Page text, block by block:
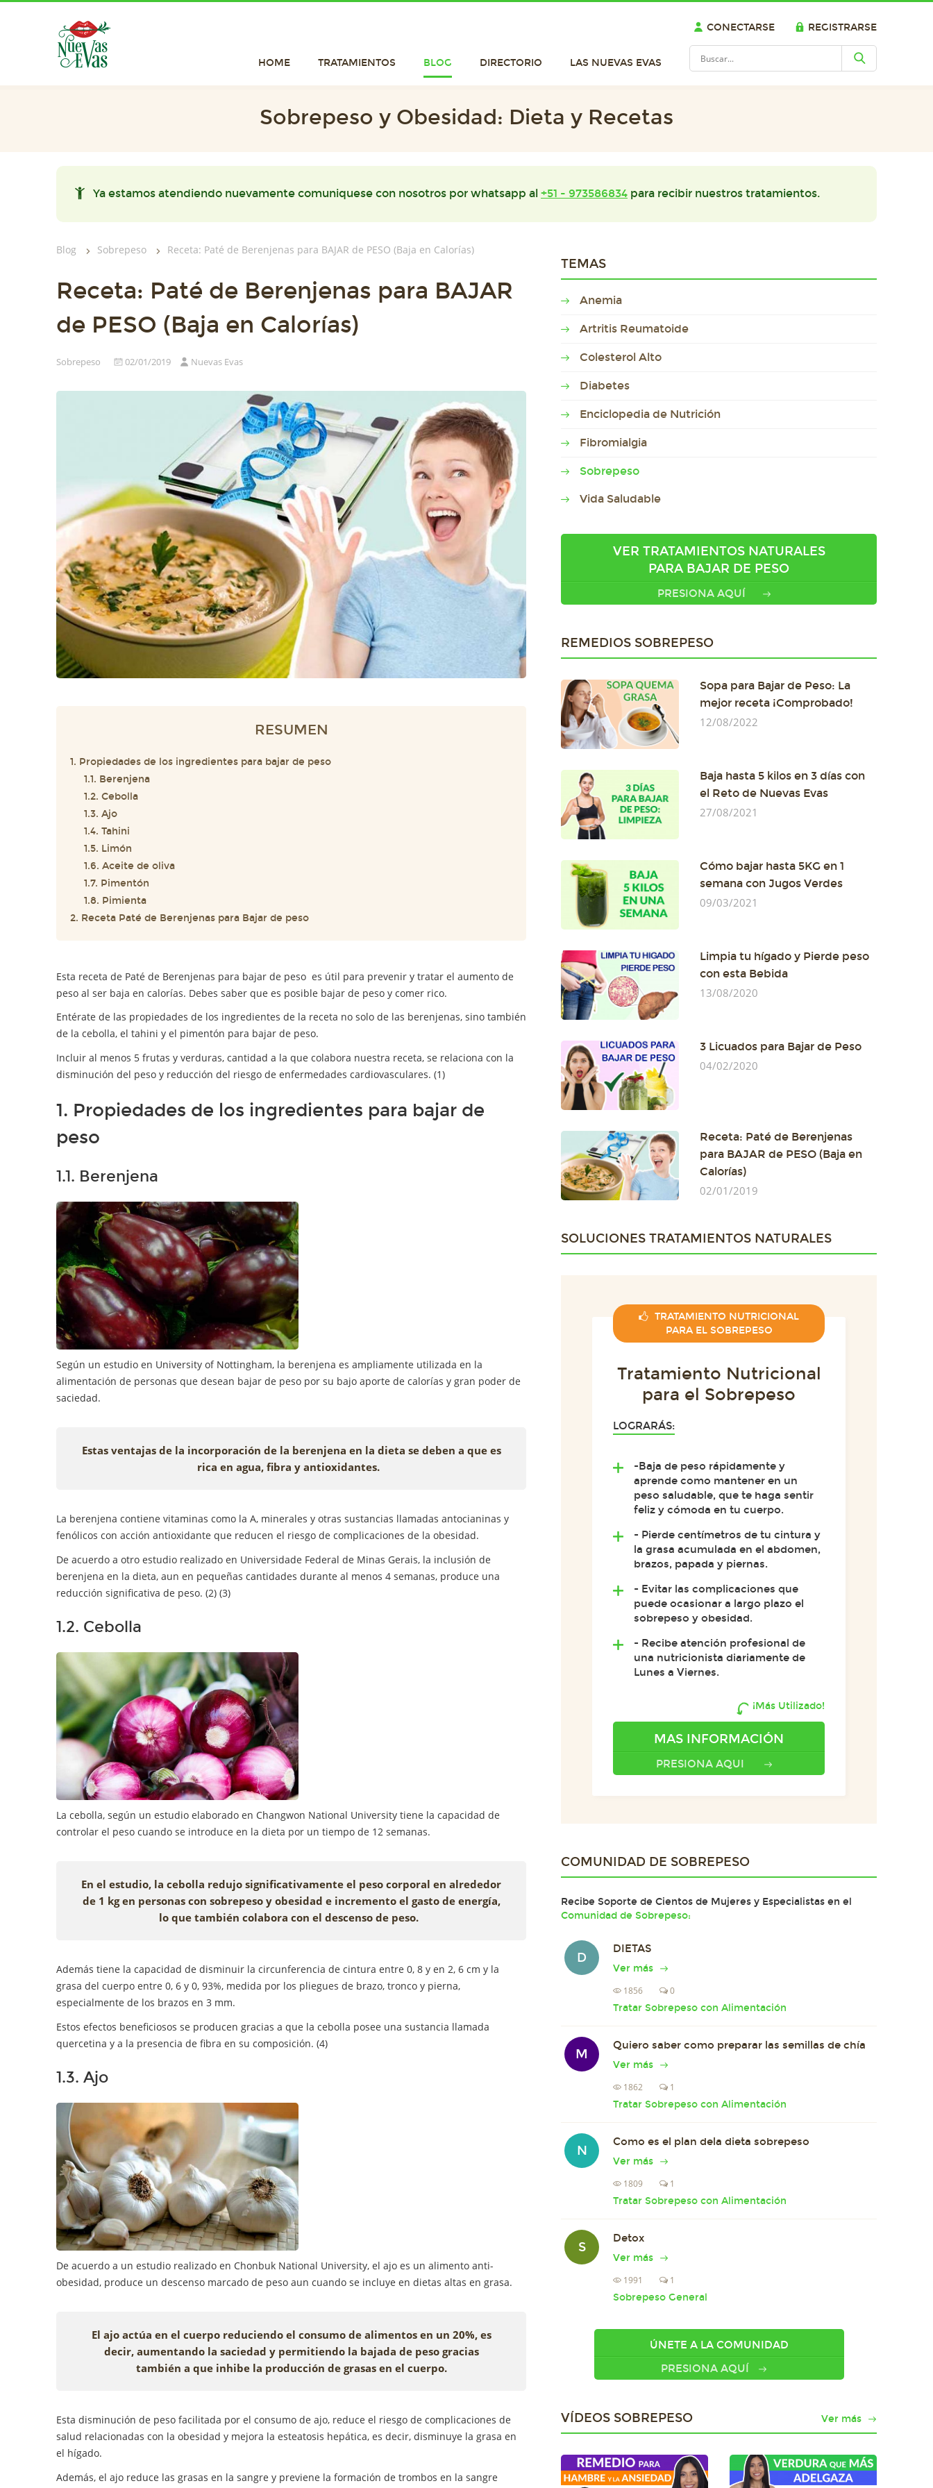
CONECTARSE REGISTRARSE
HOME TRATAMIENTOS BLOG DIRECTORIO LAS NUEVAS EVAS
Sobrepeso y Obesidad: Dieta y Recetas
Ya estamos atendiendo nuevamente comuniquese con nosotros por whatsapp al +51 - 973586834 para recibir nuestros tratamientos.
Blog Sobrepeso Receta: Paté de Berenjenas para BAJAR de PESO (Baja en Calorías)
Receta: Paté de Berenjenas para BAJAR
de PESO (Baja en Calorías)
Sobrepeso 02/01/2019 Nuevas Evas
RESUMEN
1. Propiedades de los ingredientes para bajar de peso
1.1. Berenjena
1.2. Cebolla
1.3. Ajo
1.4. Tahini
1.5. Limón
1.6. Aceite de oliva
1.7. Pimentón
1.8. Pimienta
2. Receta Paté de Berenjenas para Bajar de peso
Esta receta de Paté de Berenjenas para bajar de peso es útil para prevenir y tratar el aumento de
peso al ser baja en calorías. Debes saber que es posible bajar de peso y comer rico.
Entérate de las propiedades de los ingredientes de la receta no solo de las berenjenas, sino también
de la cebolla, el tahini y el pimentón para bajar de peso.
Incluir al menos 5 frutas y verduras, cantidad a la que colabora nuestra receta, se relaciona con la
disminución del peso y reducción del riesgo de enfermedades cardiovasculares. (1)
1. Propiedades de los ingredientes para bajar de
peso
1.1. Berenjena
Según un estudio en University of Nottingham, la berenjena es ampliamente utilizada en la
alimentación de personas que desean bajar de peso por su bajo aporte de calorías y gran poder de
saciedad.
Estas ventajas de la incorporación de la berenjena en la dieta se deben a que es
rica en agua, fibra y antioxidantes.
La berenjena contiene vitaminas como la A, minerales y otras sustancias llamadas antocianinas y
fenólicos con acción antioxidante que reducen el riesgo de complicaciones de la obesidad.
De acuerdo a otro estudio realizado en Universidade Federal de Minas Gerais, la inclusión de
berenjena en la dieta, aun en pequeñas cantidades durante al menos 4 semanas, produce una
reducción significativa de peso. (2) (3)
1.2. Cebolla
La cebolla, según un estudio elaborado en Changwon National University tiene la capacidad de
controlar el peso cuando se introduce en la dieta por un tiempo de 12 semanas.
En el estudio, la cebolla redujo significativamente el peso corporal en alrededor
de 1 kg en personas con sobrepeso y obesidad e incremento el gasto de energía,
lo que también colabora con el descenso de peso.
Además tiene la capacidad de disminuir la circunferencia de cintura entre 0, 8 y en 2, 6 cm y la
grasa del cuerpo entre 0, 6 y 0, 93%, medida por los pliegues de brazo, tronco y pierna,
especialmente de los brazos en 3 mm.
Estos efectos beneficiosos se producen gracias a que la cebolla posee una sustancia llamada
quercetina y a la presencia de fibra en su composición. (4)
1.3. Ajo
De acuerdo a un estudio realizado en Chonbuk National University, el ajo es un alimento anti-
obesidad, produce un descenso marcado de peso aun cuando se incluye en dietas altas en grasa.
El ajo actúa en el cuerpo reduciendo el consumo de alimentos en un 20%, es
decir, aumentando la saciedad y permitiendo la bajada de peso gracias
también a que inhibe la producción de grasas en el cuerpo.
Esta disminución de peso facilitada por el consumo de ajo, reduce el riesgo de complicaciones de
salud relacionadas con la obesidad y mejora la esteatosis hepática, es decir, disminuye la grasa en
el hígado.
Además, el ajo reduce las grasas en la sangre y previene la formación de trombos en la sangre
TEMAS
Anemia
Artritis Reumatoide
Colesterol Alto
Diabetes
Enciclopedia de Nutrición
Fibromialgia
Sobrepeso
Vida Saludable
VER TRATAMIENTOS NATURALES
PARA BAJAR DE PESO
PRESIONA AQUÍ
REMEDIOS SOBREPESO
Sopa para Bajar de Peso: La
mejor receta ¡Comprobado!
12/08/2022
Baja hasta 5 kilos en 3 días con
el Reto de Nuevas Evas
27/08/2021
Cómo bajar hasta 5KG en 1
semana con Jugos Verdes
09/03/2021
Limpia tu hígado y Pierde peso
con esta Bebida
13/08/2020
3 Licuados para Bajar de Peso
04/02/2020
Receta: Paté de Berenjenas
para BAJAR de PESO (Baja en
Calorías)
02/01/2019
SOLUCIONES TRATAMIENTOS NATURALES
TRATAMIENTO NUTRICIONAL
PARA EL SOBREPESO
Tratamiento Nutricional
para el Sobrepeso
LOGRARÁS:
-Baja de peso rápidamente y
aprende como mantener en un
peso saludable, que te haga sentir
feliz y cómoda en tu cuerpo.
- Pierde centímetros de tu cintura y
la grasa acumulada en el abdomen,
brazos, papada y piernas.
- Evitar las complicaciones que
puede ocasionar a largo plazo el
sobrepeso y obesidad.
- Recibe atención profesional de
una nutricionista diariamente de
Lunes a Viernes.
¡Más Utilizado!
MAS INFORMACIÓN
PRESIONA AQUI
COMUNIDAD DE SOBREPESO
Recibe Soporte de Cientos de Mujeres y Especialistas en el
Comunidad de Sobrepeso:
D
DIETAS
Ver más
1856
0
Tratar Sobrepeso con Alimentación
M
Quiero saber como preparar las semillas de chía
Ver más
1862
1
Tratar Sobrepeso con Alimentación
N
Como es el plan dela dieta sobrepeso
Ver más
1809
1
Tratar Sobrepeso con Alimentación
S
Detox
Ver más
1991
1
Sobrepeso General
ÚNETE A LA COMUNIDAD
PRESIONA AQUÍ
VÍDEOS SOBREPESO Ver más